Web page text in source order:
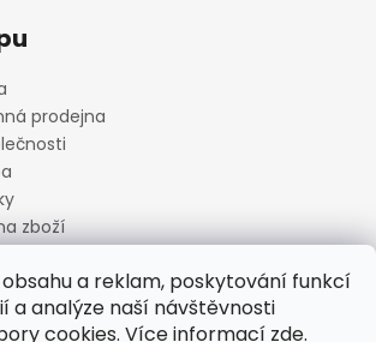
a reklam, poskytování funkcí
a analýze naší návštěvnosti
cookies. Více informací zde.
prodejna
zboží
cookies